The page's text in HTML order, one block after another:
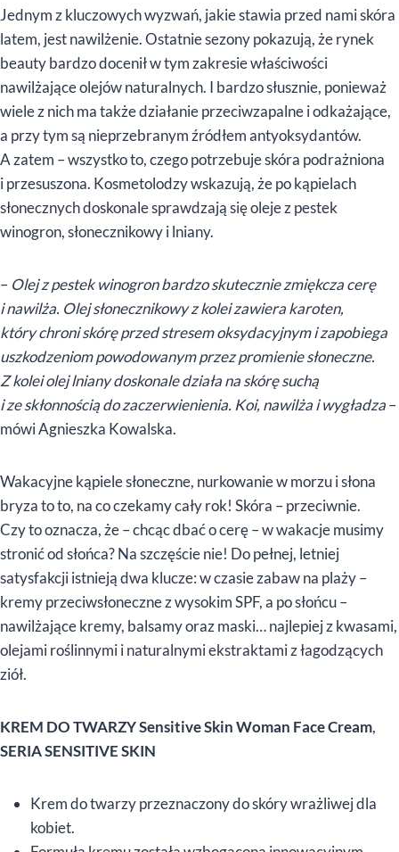
Jednym z kluczowych wyzwań, jakie stawia przed nami skóra
latem, jest nawilżenie. Ostatnie sezony pokazują, że rynek
beauty bardzo docenił w tym zakresie właściwości
nawilżające olejów naturalnych. I bardzo słusznie, ponieważ
wiele z nich ma także działanie przeciwzapalne i odkażające,
a przy tym są nieprzebranym źródłem antyoksydantów.
A zatem – wszystko to, czego potrzebuje skóra podrażniona
i przesuszona. Kosmetolodzy wskazują, że po kąpielach
słonecznych doskonale sprawdzają się oleje z pestek
winogron, słonecznikowy i lniany.
– Olej z pestek winogron bardzo skutecznie zmiękcza cerę
i nawilża. Olej słonecznikowy z kolei zawiera karoten,
który chroni skórę przed stresem oksydacyjnym i zapobiega
uszkodzeniom powodowanym przez promienie słoneczne.
Z kolei olej lniany doskonale działa na skórę suchą
i ze skłonnością do zaczerwienienia. Koi, nawilża i wygładza–
mówi Agnieszka Kowalska.
Wakacyjne kąpiele słoneczne, nurkowanie w morzu i słona
bryza to to, na co czekamy cały rok! Skóra – przeciwnie.
Czy to oznacza, że – chcąc dbać o cerę – w wakacje musimy
stronić od słońca? Na szczęście nie! Do pełnej, letniej
satysfakcji istnieją dwa klucze: w czasie zabaw na plaży –
kremy przeciwsłoneczne z wysokim SPF, a po słońcu –
nawilżające kremy, balsamy oraz maski… najlepiej z kwasami,
olejami roślinnymi i naturalnymi ekstraktami z łagodzących
ziół.
KREM DO TWARZY Sensitive Skin Woman Face Cream,
SERIA SENSITIVE SKIN
Krem do twarzy przeznaczony do skóry wrażliwej dla
kobiet.